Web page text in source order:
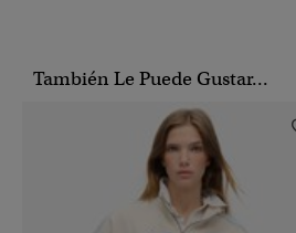
También Le Puede Gustar...